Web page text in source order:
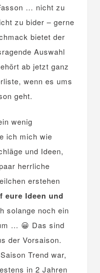
… nicht zu
zu bider – gerne
bietet der
Auswahl
ab jetzt ganz
wenn es ums
geht.
wenig
ich mich wie
und Ideen,
herrliche
erstehen
eure Ideen und
solange noch ein
… 😀 Das sind
der Vorsaison.
Trend war,
in 2 Jahren